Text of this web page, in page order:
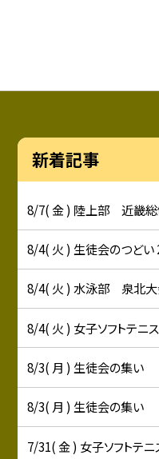
新着記事
8/7( 金 ) 陸上部 近畿総
8/4( 火 ) 生徒会のつどい
8/4( 火 ) 水泳部 泉北
8/4( 火 ) 女子ソフトテニ
8/3( 月 ) 生徒会の集い
8/3( 月 ) 生徒会の集い
7/31( 金 ) 女子ソフトテ